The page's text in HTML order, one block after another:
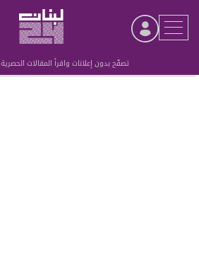
تصفّح بدون إعلانات واقرأ المقالات الحصرية
Advertisement